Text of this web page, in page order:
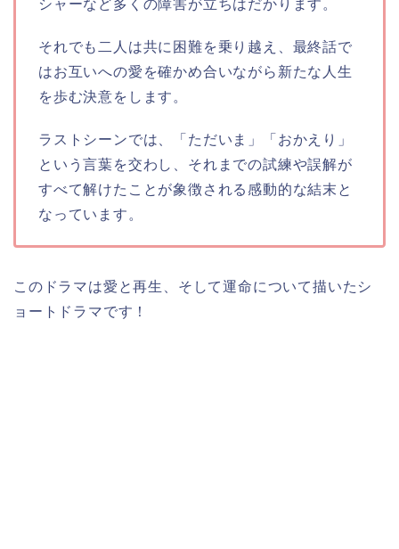
シャーなど多くの障害が立ちはだかります。
それでも二人は共に困難を乗り越え、最終話で
はお互いへの愛を確かめ合いながら新たな人生
を歩む決意をします。
ラストシーンでは、「ただいま」「おかえり」
という言葉を交わし、それまでの試練や誤解が
すべて解けたことが象徴される感動的な結末と
なっています。
このドラマは愛と再生、そして運命について描いたシ
ョートドラマです！